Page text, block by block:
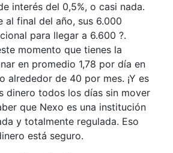
interés del 0,5%, o casi nada.
al final del año, sus 6.000
para llegar a 6.600 ?.
momento que tienes la
en promedio 1,78 por día en
alrededor de 40 por mes. ¡Y es
dinero todos los días sin mover
que Nexo es una institución
y totalmente regulada. Eso
está seguro.